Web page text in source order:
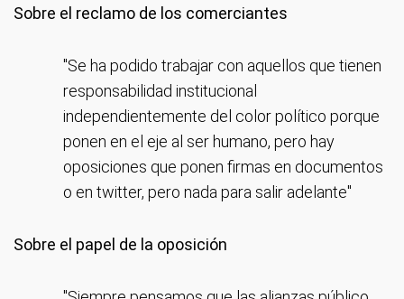
Sobre el reclamo de los comerciantes
"Se ha podido trabajar con aquellos que tienen
responsabilidad institucional
independientemente del color político porque
ponen en el eje al ser humano, pero hay
oposiciones que ponen firmas en documentos
o en twitter, pero nada para salir adelante"
Sobre el papel de la oposición